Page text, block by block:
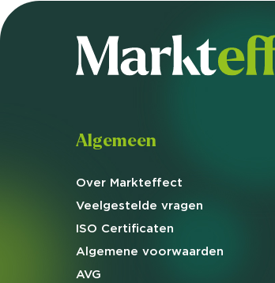
Algemeen
Over Markteffect
Veelgestelde vragen
ISO Certificaten
Algemene voorwaarden
AVG